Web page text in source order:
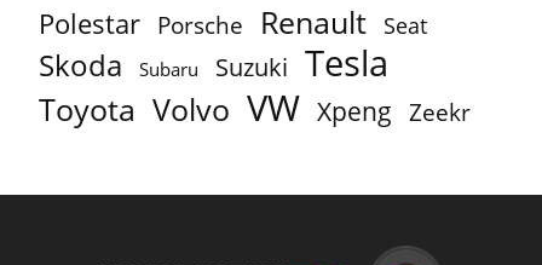
Polestar Porsche Renault Seat
Skoda Subaru Suzuki Tesla
Toyota Volvo VW Xpeng Zeekr